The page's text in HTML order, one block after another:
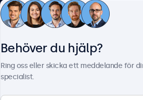
Kundtjänst
Behöver du hjälp?
Ring oss eller skicka ett meddelande för
specialist.